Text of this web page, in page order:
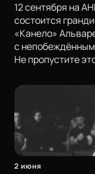
12 сентября на
состоится
«Канело»
с непобеждённым
Не пропустите
2 июня